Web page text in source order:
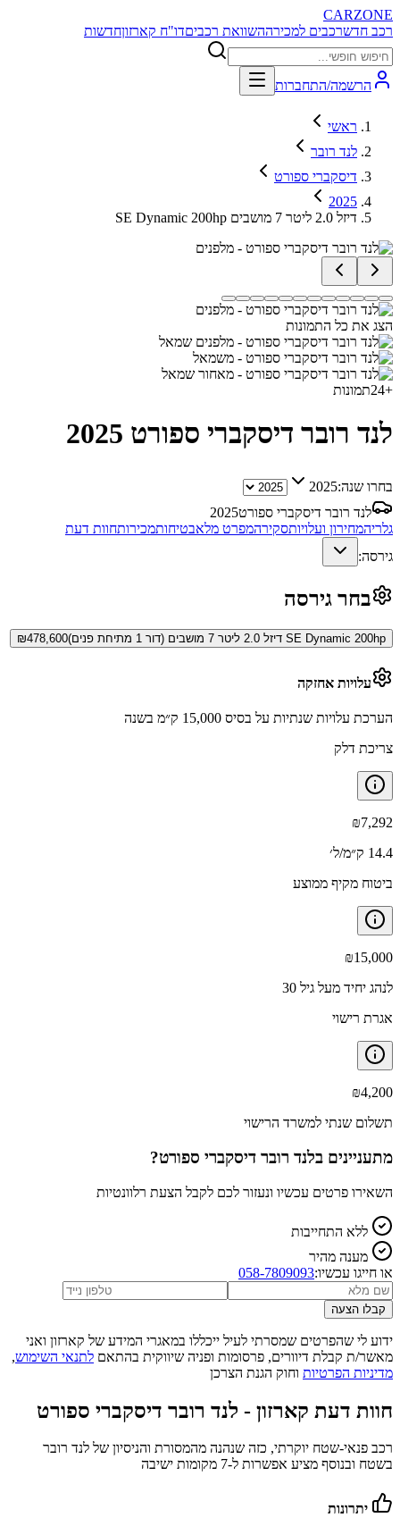
CARZONE
רכב חדשרכבים למכירההשוואת רכביםדו"ח קארזוןחדשות
הרשמה/התחברות
ראשי
לנד רובר
דיסקברי ספורט
2025
SE Dynamic 200hp דיזל 2.0 ליטר 7 מושבים
הצג את כל התמונות
+
24תמונות
לנד רובר דיסקברי ספורט 2025
בחרו שנה:2025
לנד רובר דיסקברי ספורט2025
גלריהמחירון ועלויותסקירהמפרט מלאבטיחותמכירותחוות דעת
גירסה:
בחר גירסה
SE Dynamic 200hp דיזל 2.0 ליטר 7 מושבים (דור 1 מתיחת פנים) ₪478,600
עלויות אחזקה
הערכת עלויות שנתיות על בסיס 15,000 ק״מ בשנה
צריכת דלק
₪7,292
14.4 ק״מ/ל׳
ביטוח מקיף ממוצע
₪15,000
לנהג יחיד מעל גיל 30
אגרת רישוי
₪4,200
תשלום שנתי למשרד הרישוי
מתעניינים בלנד רובר דיסקברי ספורט?
השאירו פרטים עכשיו ונעזור לכם לקבל הצעת רלוונטיות
ללא התחייבות
מענה מהיר
או חייגו עכשיו:058-7809093
קבלו הצעה
ידוע לי שהפרטים שמסרתי לעיל ייכללו במאגרי המידע של קארזון ואני
מאשר/ת קבלת דיוורים, פרסומות ופניה שיווקית בהתאם לתנאי השימוש,
מדיניות הפרטיות וחוק הגנת הצרכן
חוות דעת קארזון - לנד רובר דיסקברי ספורט
רכב פנאי-שטח יוקרתי, כזה שנהנה מהמסורת והניסיון של לנד רובר
בשטח ובנוסף מציע אפשרות ל-7 מקומות ישיבה
יתרונות